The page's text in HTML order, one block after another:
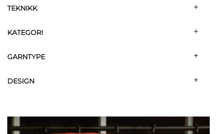
TEKNIKK
KATEGORI
GARNTYPE
DESIGN